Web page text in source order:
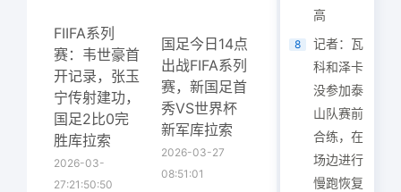
FIIFA系列
赛：韦世豪首
开记录，张玉
宁传射建功，
国足2比0完
胜库拉索
2026-03-
27:21:50:50
国足今日14点
出战FIFA系列
赛，新国足首
秀VS世界杯
新军库拉索
2026-03-27
08:51:01
高
8
记者：瓦
科和泽卡
没参加泰
山队赛前
合练，在
场边进行
慢跑恢复